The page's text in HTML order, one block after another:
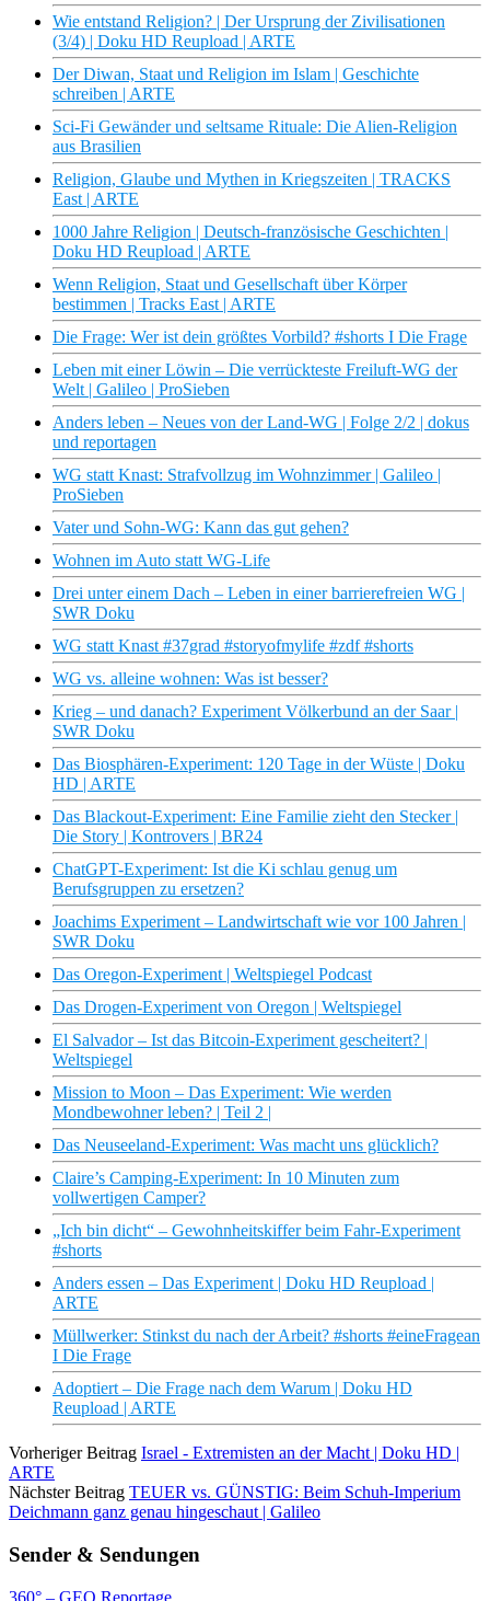
Wie entstand Religion? | Der Ursprung der Zivilisationen
(3/4) | Doku HD Reupload | ARTE
Der Diwan, Staat und Religion im Islam | Geschichte
schreiben | ARTE
Sci-Fi Gewänder und seltsame Rituale: Die Alien-Religion
aus Brasilien
Religion, Glaube und Mythen in Kriegszeiten | TRACKS
East | ARTE
1000 Jahre Religion | Deutsch-französische Geschichten |
Doku HD Reupload | ARTE
Wenn Religion, Staat und Gesellschaft über Körper
bestimmen | Tracks East | ARTE
Die Frage: Wer ist dein größtes Vorbild? #shorts I Die Frage
Leben mit einer Löwin – Die verrückteste Freiluft-WG der
Welt | Galileo | ProSieben
Anders leben – Neues von der Land-WG | Folge 2/2 | dokus
und reportagen
WG statt Knast: Strafvollzug im Wohnzimmer | Galileo |
ProSieben
Vater und Sohn-WG: Kann das gut gehen?
Wohnen im Auto statt WG-Life
Drei unter einem Dach – Leben in einer barrierefreien WG |
SWR Doku
WG statt Knast #37grad #storyofmylife #zdf #shorts
WG vs. alleine wohnen: Was ist besser?
Krieg – und danach? Experiment Völkerbund an der Saar |
SWR Doku
Das Biosphären-Experiment: 120 Tage in der Wüste | Doku
HD | ARTE
Das Blackout-Experiment: Eine Familie zieht den Stecker |
Die Story | Kontrovers | BR24
ChatGPT-Experiment: Ist die Ki schlau genug um
Berufsgruppen zu ersetzen?
Joachims Experiment – Landwirtschaft wie vor 100 Jahren |
SWR Doku
Das Oregon-Experiment | Weltspiegel Podcast
Das Drogen-Experiment von Oregon | Weltspiegel
El Salvador – Ist das Bitcoin-Experiment gescheitert? |
Weltspiegel
Mission to Moon – Das Experiment: Wie werden
Mondbewohner leben? | Teil 2 |
Das Neuseeland-Experiment: Was macht uns glücklich?
Claire’s Camping-Experiment: In 10 Minuten zum
vollwertigen Camper?
„Ich bin dicht“ – Gewohnheitskiffer beim Fahr-Experiment
#shorts
Anders essen – Das Experiment | Doku HD Reupload |
ARTE
Müllwerker: Stinkst du nach der Arbeit? #shorts #eineFragean
I Die Frage
Adoptiert – Die Frage nach dem Warum | Doku HD
Reupload | ARTE
Vorheriger Beitrag Israel - Extremisten an der Macht | Doku HD |
ARTE
Nächster Beitrag TEUER vs. GÜNSTIG: Beim Schuh-Imperium
Deichmann ganz genau hingeschaut | Galileo
Sender & Sendungen
360° – GEO Reportage